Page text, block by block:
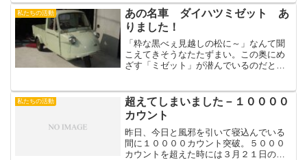
中市の赤井さん撮影）。万...
私たちの活動
あの名車 ダイハツミゼット あ
りました！
「粋な黒べぇ見越しの松に～」なんて聞
こえてきそうなたたずまい。この奥にめ
ざす「ミゼット」が潜んでいるのだと、
もと大農家の息子だったが読書好きが講
じて「笹部書店」を立ち上...
私たちの活動
超えてしまいました－１００００
カウント
昨日、今日と風邪を引いて寝込んでいる
間に１００００カウント突破。５０００
カウントを超えた時には３月２１日のプ